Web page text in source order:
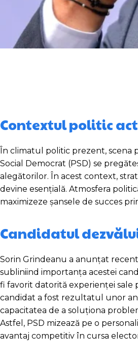
Contextul politic
În climatul politic prezent, scena
Social Democrat (PSD) se
alegătorilor. În acest context,
devine esențială. Atmosfera
maximizeze șansele de succes
Candidatul
Sorin Grindeanu a anunțat
subliniind importanța acestei
fi favorit datorită experienței sale
candidat a fost rezultatul unor
capacitatea de a soluționa
Astfel, PSD mizează pe o
avantaj competitiv în cursa